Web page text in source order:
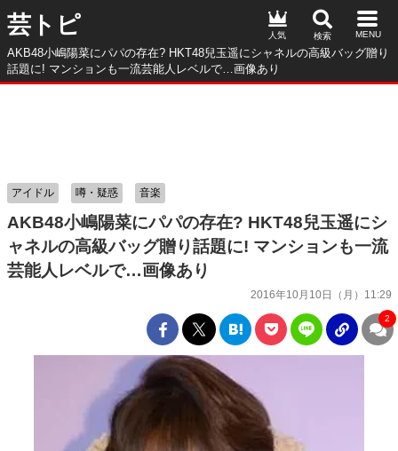
芸トピ
AKB48小嶋陽菜にパパの存在? HKT48兒玉遥にシャネルの高級バッグ贈り
話題に! マンションも一流芸能人レベルで…画像あり
人気
AKB48小嶋陽菜にパパの存在? HKT48兒玉遥にシ
ャネルの高級バッグ贈り話題に! マンションも一流
芸能人レベルで…画像あり
2016年10月10日（月）11:29
アイドル 噂・疑惑 音楽
2